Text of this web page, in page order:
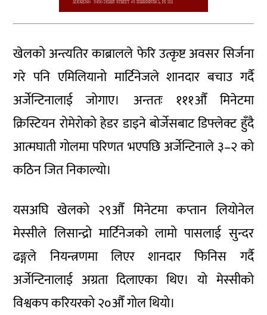
खेलको अन्त्यतिर काब्रालले फेरि उत्कृष्ट अवसर सिर्जना
गरे पनि एमिलियानो मार्टिनेजले शानदार बचाउ गर्दै
अर्जेन्टिनालाई जोगाए। अन्ततः १११औँ मिनेटमा
क्रिस्टियन रोमेरोको हेडर डाइने बोर्जेसबाट डिफ्लेक्ट हुँदै
आत्मघाती गोलमा परिणत भएपछि अर्जेन्टिनाले ३–२ को
कठिन जित निकाल्यो।
यसअघि खेलको २९औँ मिनेटमा कप्तान लियोनेल
मेस्सीले लिसान्द्रो मार्टिनेजको लामो पासलाई सुन्दर
ढङ्गले नियन्त्रणमा लिएर शानदार फिनिस गर्दै
अर्जेन्टिनालाई अग्रता दिलाएका थिए। यो मेस्सीको
विश्वकप करियरको २०औँ गोल थियो।